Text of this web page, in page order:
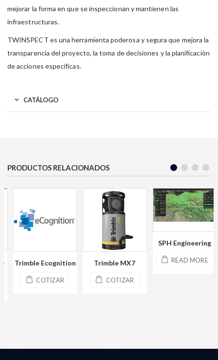
mejorar la forma en que se inspeccionan y mantienen las
infraestructuras.
TWINSPECT es una herramienta poderosa y segura que mejora la
transparencia del proyecto, la toma de decisiones y la planificación
de acciones específicas.
CATÁLOGO
PRODUCTOS RELACIONADOS
Trimble Ecognition
COTIZAR
Trimble MX7
COTIZAR
SPH Engineering
READ MORE